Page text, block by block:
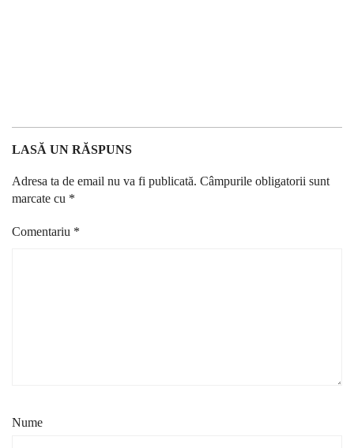
LASĂ UN RĂSPUNS
Adresa ta de email nu va fi publicată. Câmpurile obligatorii sunt
marcate cu *
Comentariu *
Nume